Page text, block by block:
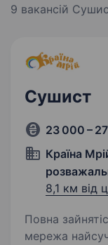
9 вакансій
Сушист
23 000 –
Країна
8,1 км від
Повна зайнятість. «Країна Мрій» —
мережа